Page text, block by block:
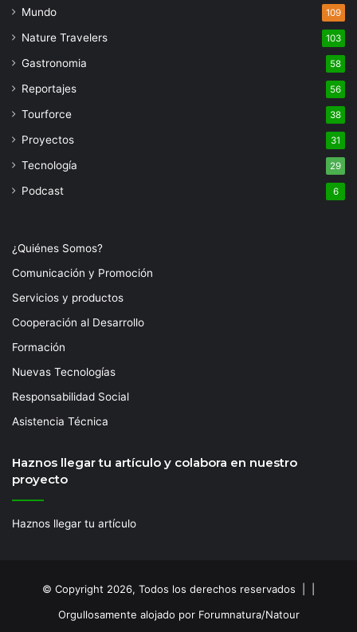
Mundo 109
Nature Travelers 103
Gastronomia 58
Reportajes 56
Tourforce 38
Proyectos 31
Tecnología 29
Podcast 6
¿Quiénes Somos?
Comunicación y Promoción
Servicios y productos
Cooperación al Desarrollo
Formación
Nuevas Tecnologías
Responsabilidad Social
Asistencia Técnica
Haznos llegar tu artículo y colabora en nuestro
proyecto
Haznos llegar tu artículo
© Copyright 2026, Todos los derechos reservados | |
Orgullosamente alojado por Forumnatura/Natour